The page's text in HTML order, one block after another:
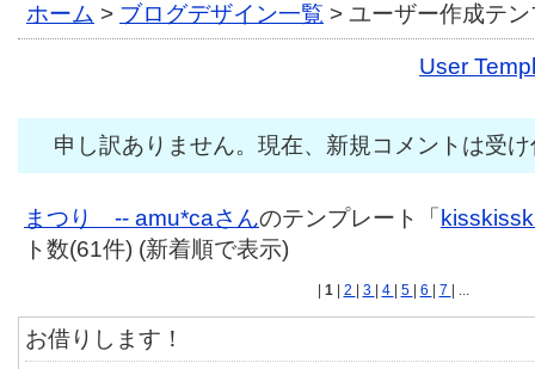
ホーム > ブログデザイン一覧 > ユーザー作成テ
User
申し訳ありません。現在、新規コメントは受
まつり -- amu*caさんのテンプレート「
ト数(61件) (新着順で表示)
1 2 3 4 5 6 7 | ...
お借りします！